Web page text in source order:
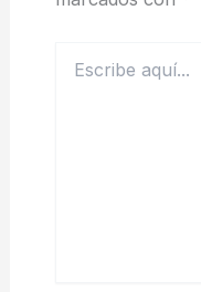
aquí...